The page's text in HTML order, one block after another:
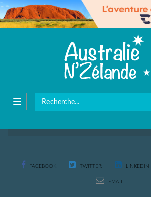
FACEBOOK TWITTER LINKEDIN
EMAIL